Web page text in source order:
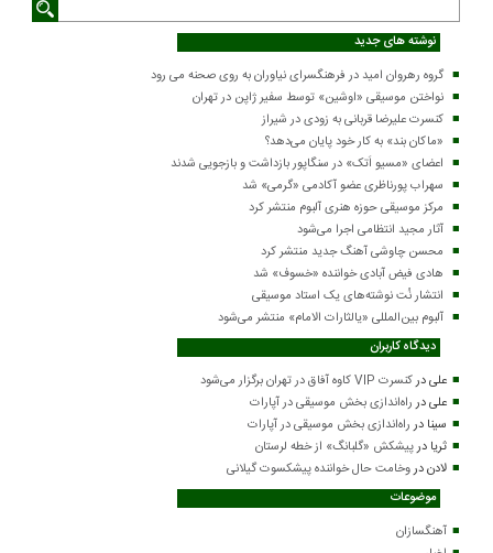
نوشته های جدید
گروه رهروان امید در فرهنگسرای نیاوران به روی صحنه می رود
نواختن موسیقی «اوشین» توسط سفیر ژاپن در تهران
کنسرت علیرضا قربانی به زودی در شیراز
«ماکان بند» به کار خود پایان می‌دهد؟
اعضای «مسیو اَتک» در سنگاپور بازداشت و بازجویی شدند
سهراب پورناظری عضو آکادمی «گرمی» شد
مرکز موسیقی حوزه هنری آلبوم منتشر کرد
آثار مجید انتظامی اجرا می‌شود
محسن چاوشی آهنگ جدید منتشر کرد
هادی فیض آبادی خواننده «خسوف» شد
انتشار نُت نوشته‌های یک استاد موسیقی
آلبوم بین‌المللی «یالثارات الامام» منتشر می‌شود
دیدگاه کاربران
علیدرکنسرت VIP کاوه آفاق در تهران برگزار می‌شود
علیدرراه‌اندازی بخش موسیقی در آپارات
سینا درراه‌اندازی بخش موسیقی در آپارات
ثریا درپیشکش «گلبانگ» از خطه لرستان
لادندروخامت حال خواننده پیشکسوت گیلانی
موضوعات
آهنگسازان